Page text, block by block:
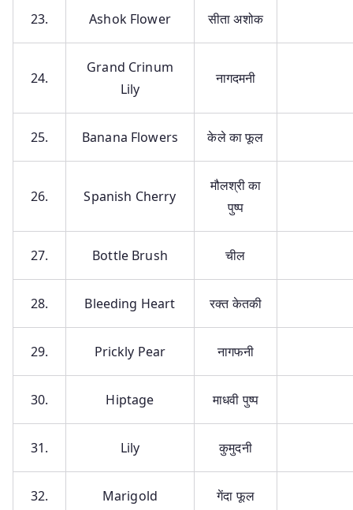
23. Ashok Flower सीता अशोक
24.
Grand Crinum
Lily
नागदमनी
25. Banana Flowers केले का फूल
26. Spanish Cherry
मौलश्री का
पुष्प
27. Bottle Brush चील
28. Bleeding Heart रक्त केतकी
29. Prickly Pear नागफनी
30. Hiptage माधवी पुष्प
31. Lily कुमुदनी
32. Marigold गेंदा फूल